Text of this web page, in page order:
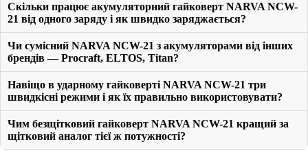
Скільки працює акумуляторний гайковерт NARVA NCW-
21 від одного заряду і як швидко заряджається?
Чи сумісний NARVA NCW-21 з акумуляторами від інших
брендів — Procraft, ELTOS, Titan?
Навіщо в ударному гайковерті NARVA NCW-21 три
швидкісні режими і як їх правильно використовувати?
Чим безщітковий гайковерт NARVA NCW-21 кращий за
щітковий аналог тієї ж потужності?